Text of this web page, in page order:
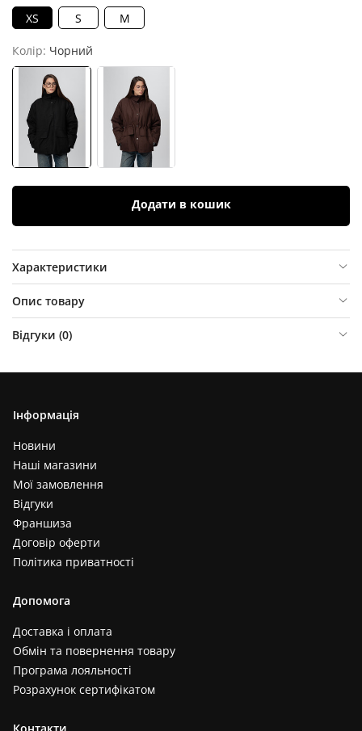
XS
S M
Колір: Чорний
Додати в кошик
Характеристики
Опис товару
Відгуки (0)
Інформація
Новини
Наші магазини
Мої замовлення
Відгуки
Франшиза
Договір оферти
Політика приватності
Допомога
Доставка і оплата
Обмін та повернення товару
Програма лояльності
Розрахунок сертифікатом